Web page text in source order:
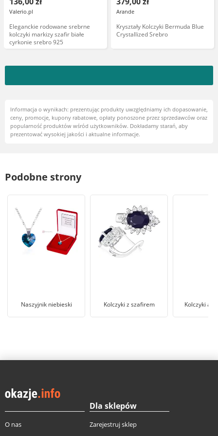
Valerio.pl
Eleganckie rodowane srebrne
kolczyki markizy szafir białe
cyrkonie srebro 925
Arande
Kryształy Kolczyki Bermuda Blue
Crystallized Srebro
Informacja o wynikach: prezentując produkty uwzględniamy ich dopasowanie,
ceny, promocje, kupony rabatowe, opłaty ponoszone przez sprzedawców oraz
popularność produktów wśród użytkowników. Dokładamy starań, aby
prezentować wysokiej jakości i aktualne informacje.
Podobne strony
Naszyjnik niebieski Kolczyki z szafirem Kolczyki
O nas
Dla sklepów
Zarejestruj sklep